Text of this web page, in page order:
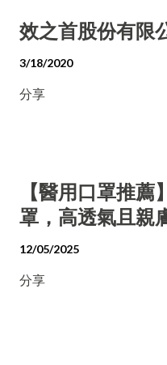
效之首股份有限
3/18/2020
分享
【醫用口罩推
罩，高透氣且親
12/05/2025
分享